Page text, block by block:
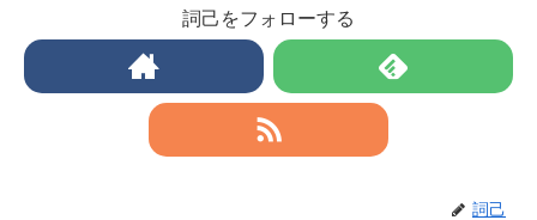
詞己をフォローする
詞己